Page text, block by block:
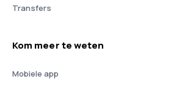
Transfers
Kom meer te weten
Mobiele app